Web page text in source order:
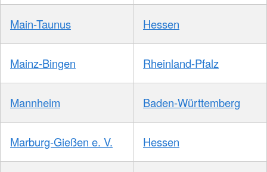
Main-Taunus Hessen
Mainz-Bingen Rheinland-Pfalz
Mannheim Baden-Württemberg
Marburg-Gießen e. V. Hessen